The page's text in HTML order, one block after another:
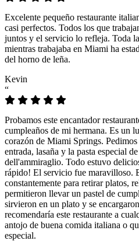
Excelente pequeño restaurante
casi perfectos. Todos los que
juntos y el servicio lo refleja. Toda
mientras trabajaba en Miami ha
del horno de leña.
Kevin
“
Probamos este encantador
cumpleaños de mi hermana. Es un
corazón de Miami Springs.
entrada, lasaña y la pasta especial
dell'ammiraglio. Todo estuvo
rápido! El servicio fue maravilloso.
constantemente para retirar platos,
permitieron llevar un pastel de
sirvieron en un plato y se
recomendaría este restaurante a
antojo de buena comida italiana o
especial.